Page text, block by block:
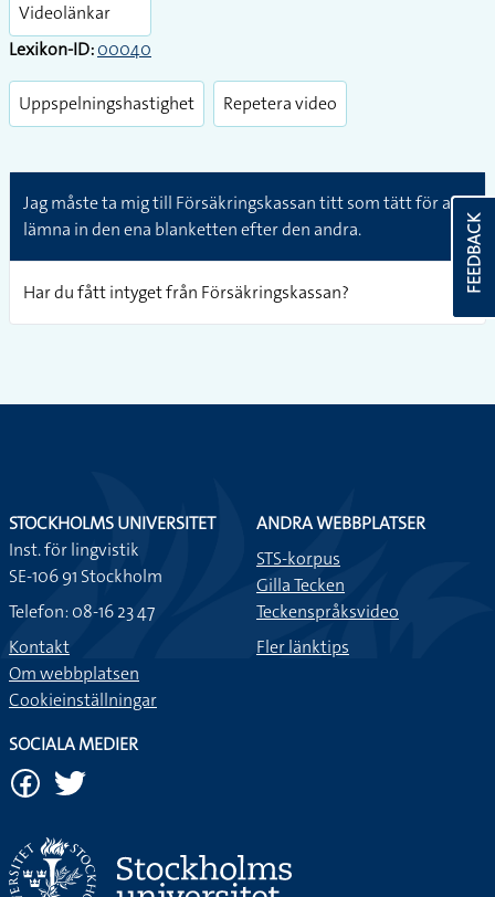
Videolänkar
Lexikon-ID:00040
Uppspelningshastighet Repetera video
Jag måste ta mig till Försäkringskassan titt som tätt för att
lämna in den ena blanketten efter den andra.
Har du fått intyget från Försäkringskassan? FEEDBACK
STOCKHOLMS UNIVERSITET
Inst. för lingvistik
SE-106 91 Stockholm
Telefon: 08-16 23 47
Kontakt
Om webbplatsen
Cookieinställningar
ANDRA WEBBPLATSER
STS-korpus
Gilla Tecken
Teckenspråksvideo
Fler länktips
SOCIALA MEDIER